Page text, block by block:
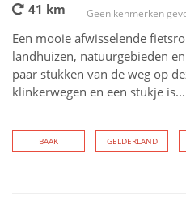
41 km Geen kenmerken
Een mooie afwisselende
landhuizen, natuurgebieden
paar stukken van de weg op
klinkerwegen en een stukje is...
BAAK GELDERLAND